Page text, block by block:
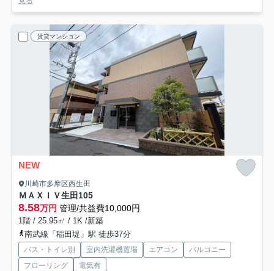
賃貸マンション
NEW
川崎市多摩区西生田
ＭＡＸＩＶ生田105
8.58万円 管理/共益費10,000円
1階 / 25.95㎡ / 1K /新築
南武線「稲田堤」駅 徒歩37分
バス・トイレ別 室内洗濯機置場 エアコン
バルコニー
フローリング
電気有